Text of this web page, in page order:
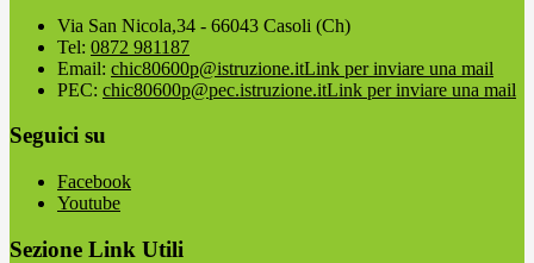
Via San Nicola,34 - 66043 Casoli (Ch)
Tel: 0872 981187
Email: chic80600p@istruzione.itLink per inviare una mail
PEC: chic80600p@pec.istruzione.itLink per inviare una mail
Seguici su
Facebook
Youtube
Sezione Link Utili